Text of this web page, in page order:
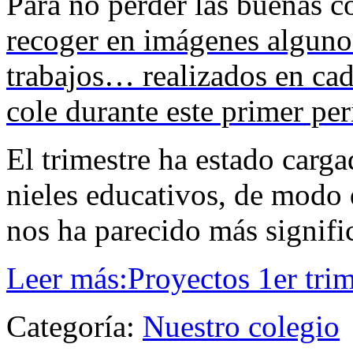
recoger en imágenes
trabajos… realizados en
cole durante este primer
El trimestre ha estado
nieles educativos, de
nos ha parecido más
Leer más:Proyectos 1er
Categoría: Nuestro colegio